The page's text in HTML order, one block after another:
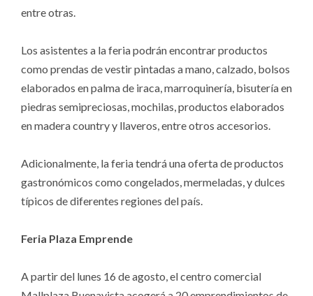
entre otras.
Los asistentes a la feria podrán encontrar productos
como prendas de vestir pintadas a mano, calzado, bolsos
elaborados en palma de iraca, marroquinería, bisutería en
piedras semipreciosas, mochilas, productos elaborados
en madera country y llaveros, entre otros accesorios.
Adicionalmente, la feria tendrá una oferta de productos
gastronómicos como congelados, mermeladas, y dulces
típicos de diferentes regiones del país.
Feria Plaza Emprende
A partir del lunes 16 de agosto, el centro comercial